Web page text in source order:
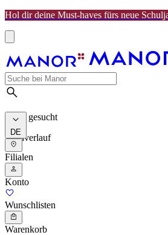
Hol dir deine Must-haves fürs neue
Meist gesucht
Suchverlauf
DE
Filialen
Konto
Wunschlisten
Warenkorb